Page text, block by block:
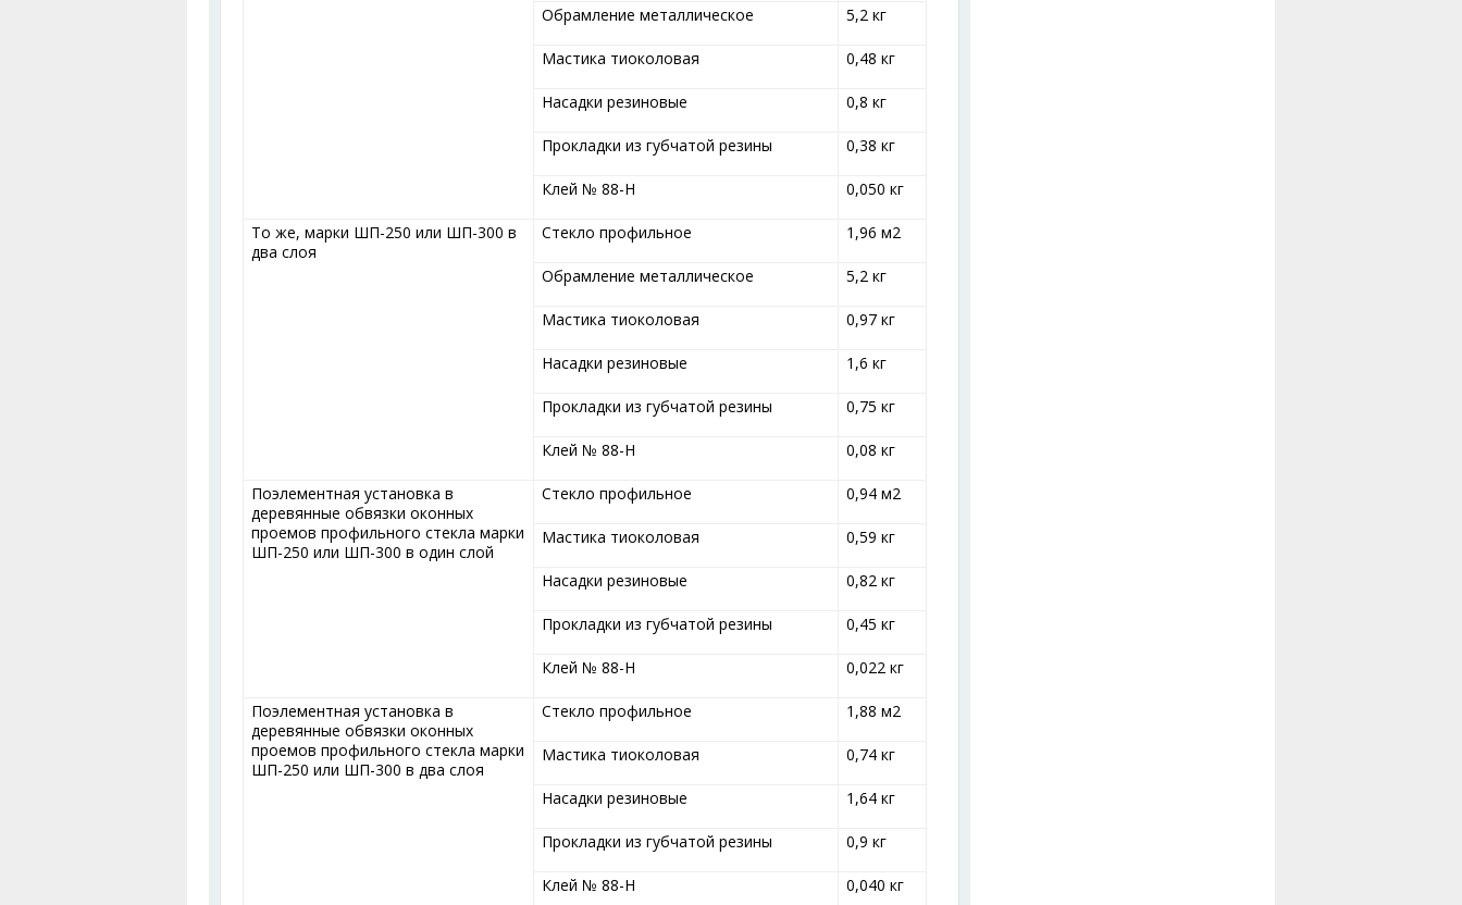
Обрамление металлическое 5,2 кг
Мастика тиоколовая 0,48 кг
Насадки резиновые 0,8 кг
Прокладки из губчатой резины 0,38 кг
Клей № 88-Н 0,050 кг
То же, марки ШП-250 или ШП-300 в
два слоя
Стекло профильное 1,96 м2
Обрамление металлическое 5,2 кг
Мастика тиоколовая 0,97 кг
Насадки резиновые 1,6 кг
Прокладки из губчатой резины 0,75 кг
Клей № 88-Н 0,08 кг
Поэлементная установка в
деревянные обвязки оконных
проемов профильного стекла марки
ШП-250 или ШП-300 в один слой
Стекло профильное 0,94 м2
Мастика тиоколовая 0,59 кг
Насадки резиновые 0,82 кг
Прокладки из губчатой резины 0,45 кг
Клей № 88-Н 0,022 кг
Поэлементная установка в
деревянные обвязки оконных
проемов профильного стекла марки
ШП-250 или ШП-300 в два слоя
Стекло профильное 1,88 м2
Мастика тиоколовая 0,74 кг
Насадки резиновые 1,64 кг
Прокладки из губчатой резины 0,9 кг
Клей № 88-Н 0,040 кг